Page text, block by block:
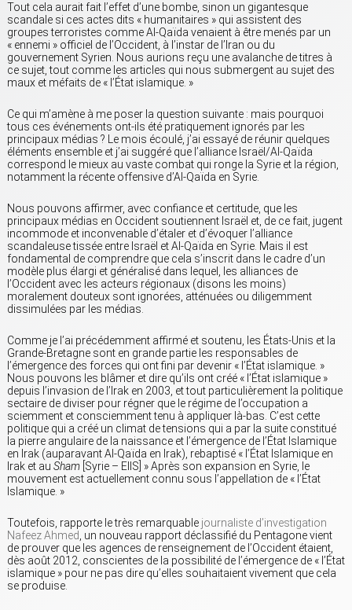
Tout cela aurait fait l’effet d’une bombe, sinon un gigantesque
scandale si ces actes dits « humanitaires » qui assistent des
groupes terroristes comme Al-Qaïda venaient à être menés par un
« ennemi » officiel de l’Occident, à l’instar de l’Iran ou du
gouvernement Syrien. Nous aurions reçu une avalanche de titres à
ce sujet, tout comme les articles qui nous submergent au sujet des
maux et méfaits de « l’État islamique. »
Ce qui m’amène à me poser la question suivante : mais pourquoi
tous ces événements ont-ils été pratiquement ignorés par les
principaux médias ? Le mois écoulé, j’ai essayé de réunir quelques
éléments ensemble et j’ai suggéré que l’alliance Israël/Al-Qaïda
correspond le mieux au vaste combat qui ronge la Syrie et la région,
notamment la récente offensive d’Al-Qaïda en Syrie.
Nous pouvons affirmer, avec confiance et certitude, que les
principaux médias en Occident soutiennent Israël et, de ce fait, jugent
incommode et inconvenable d’étaler et d’évoquer l’alliance
scandaleuse tissée entre Israël et Al-Qaïda en Syrie. Mais il est
fondamental de comprendre que cela s’inscrit dans le cadre d’un
modèle plus élargi et généralisé dans lequel, les alliances de
l’Occident avec les acteurs régionaux (disons les moins)
moralement douteux sont ignorées, atténuées ou diligemment
dissimulées par les médias.
Comme je l’ai précédemment affirmé et soutenu, les États-Unis et la
Grande-Bretagne sont en grande partie les responsables de
l’émergence des forces qui ont fini par devenir « l’État islamique. »
Nous pouvons les blâmer et dire qu’ils ont créé « l’État islamique »
depuis l’invasion de l’Irak en 2003, et tout particulièrement la politique
sectaire de diviser pour régner que le régime de l’occupation a
sciemment et consciemment tenu à appliquer là-bas. C’est cette
politique qui a créé un climat de tensions qui a par la suite constitué
la pierre angulaire de la naissance et l’émergence de l’État Islamique
en Irak (auparavant Al-Qaïda en Irak), rebaptisé « l’État Islamique en
Irak et au Sham [Syrie – EIIS] » Après son expansion en Syrie, le
mouvement est actuellement connu sous l’appellation de « l’État
Islamique. »
Toutefois, rapporte le très remarquable journaliste d’investigation
Nafeez Ahmed, un nouveau rapport déclassifié du Pentagone vient
de prouver que les agences de renseignement de l’Occident étaient,
dès août 2012, conscientes de la possibilité de l’émergence de « l’État
islamique » pour ne pas dire qu’elles souhaitaient vivement que cela
se produise.